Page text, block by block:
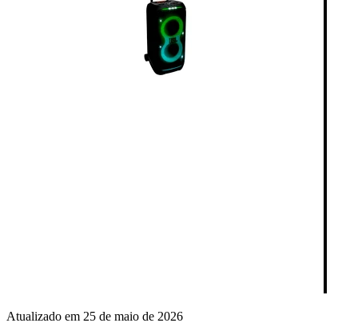
Atualizado em 25 de maio de 2026